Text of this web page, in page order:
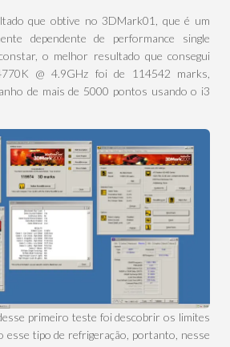
que obtive no 3DMark01, que é um
dependente de performance single
o melhor resultado que consegui
@ 4.9GHz foi de 114542 marks,
de mais de 5000 pontos usando o i3
primeiro teste foi descobrir os limites
esse tipo de refrigeração, portanto, nesse